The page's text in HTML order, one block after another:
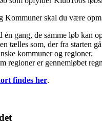
Kommuner skal du være
gang, de samme løb kan
tælles som, der fra starten
kommuner og regioner.
regioner er gennemløbet
findes her.